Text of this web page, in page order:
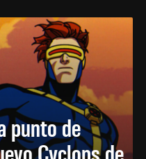
punto de
Cyclops de